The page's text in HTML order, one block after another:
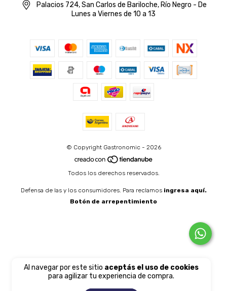
Al navegar por este sitio aceptás el uso de cookies
para agilizar tu experiencia de compra.
Palacios 724, San Carlos de Bariloche, Río Negro - De
Lunes a Viernes de 10 a 13
© Copyright Gastronomic - 2026
Todos los derechos reservados.
Defensa de las y los consumidores. Para reclamos ingresa aquí.
Botón de arrepentimiento